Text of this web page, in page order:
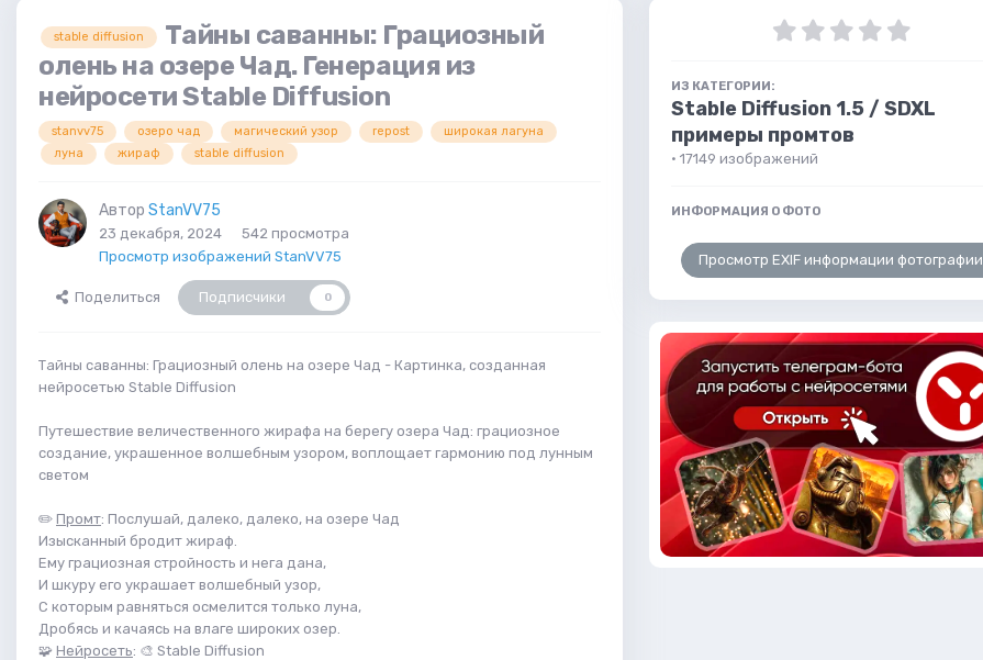
stable diffusion
Тайны саванны: Грациозный
олень на озере Чад. Генерация из
нейросети Stable Diffusion
stanvv75 озеро чад магический узор repost
широкая лагуна
луна
жираф stable diffusion
Автор StanVV75
23 декабря, 2024
542 просмотра
Просмотр изображений StanVV75
Поделиться Подписчики 0
Тайны саванны: Грациозный олень на озере Чад - Картинка, созданная
нейросетью Stable Diffusion
Путешествие величественного жирафа на берегу озера Чад: грациозное
создание, украшенное волшебным узором, воплощает гармонию под лунным
светом
✏️ Промт: Послушай, далеко, далеко, на озере Чад
Изысканный бродит жираф.
Ему грациозная стройность и нега дана,
И шкуру его украшает волшебный узор,
С которым равняться осмелится только луна,
Дробясь и качаясь на влаге широких озер.
🧩 Нейросеть: 🎨 Stable Diffusion
ИЗ КАТЕГОРИИ:
Stable Diffusion 1.5 / SDXL
примеры промтов
· 17149 изображений
ИНФОРМАЦИЯ О ФОТО
Просмотр EXIF информации фотографии